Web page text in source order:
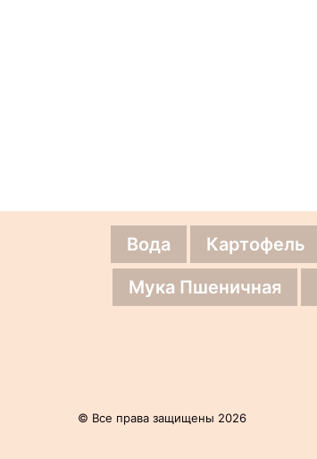
Вода Картофель
Мука Пшеничная
© Все права защищены 2026